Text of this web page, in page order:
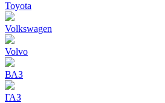
Toyota
Volkswagen
Volvo
ВАЗ
ГАЗ